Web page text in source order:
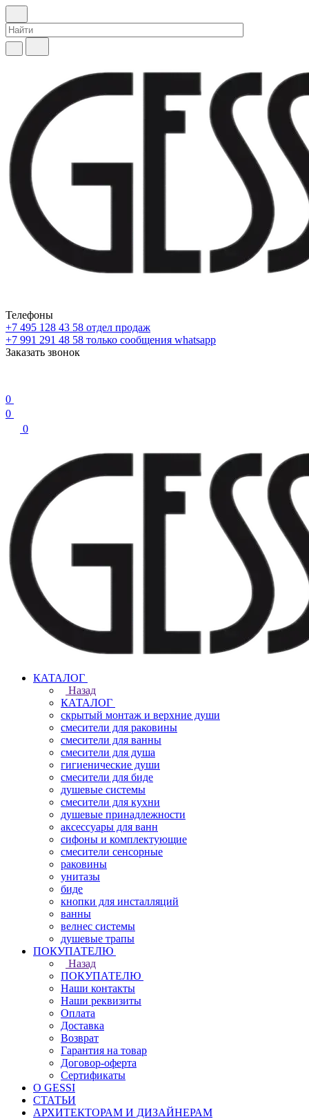
Телефоны
+7 495 128 43 58 отдел продаж
+7 991 291 48 58 только сообщения whatsapp
Заказать звонок
0
0
0
КАТАЛОГ
Назад
КАТАЛОГ
скрытый монтаж и верхние души
смесители для раковины
смесители для ванны
смесители для душа
гигиенические души
смесители для биде
душевые системы
смесители для кухни
душевые принадлежности
аксессуары для ванн
сифоны и комплектующие
смесители сенсорные
раковины
унитазы
биде
кнопки для инсталляций
ванны
велнес системы
душевые трапы
ПОКУПАТЕЛЮ
Назад
ПОКУПАТЕЛЮ
Наши контакты
Наши реквизиты
Оплата
Доставка
Возврат
Гарантия на товар
Договор-оферта
Сертификаты
О GESSI
СТАТЬИ
АРХИТЕКТОРАМ И ДИЗАЙНЕРАМ